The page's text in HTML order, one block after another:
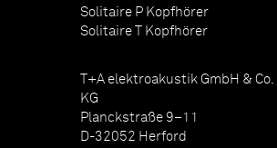
Solitaire P Kopfhörer
Solitaire T Kopfhörer
T+A elektroakustik GmbH & Co.
KG
Planckstraße 9–11
D-32052 Herford